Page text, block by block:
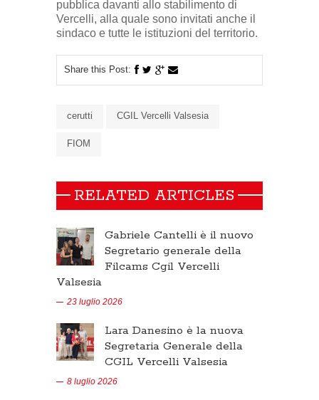
pubblica davanti allo stabilimento di
Vercelli, alla quale sono invitati anche il
sindaco e tutte le istituzioni del territorio.
Share this Post:
cerutti CGIL Vercelli Valsesia
FIOM
RELATED ARTICLES
Gabriele Cantelli è il nuovo
Segretario generale della
Filcams Cgil Vercelli
Valsesia
23 luglio 2026
Lara Danesino è la nuova
Segretaria Generale della
CGIL Vercelli Valsesia
8 luglio 2026